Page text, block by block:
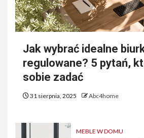
Jak wybrać idealne
regulowane? 5 pytań,
sobie zadać
31 sierpnia, 2025 Abc4home
MEBLE W DOMU